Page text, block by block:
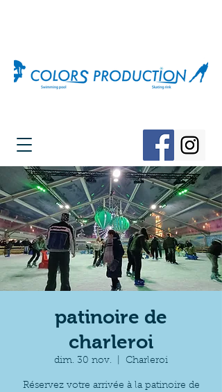
patinoire de
charleroi
dim. 30 nov. Charleroi
Réservez votre arrivée à la patinoire de